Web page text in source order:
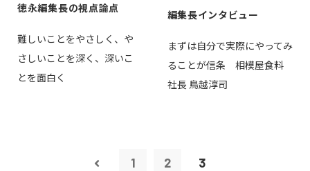
徳永編集長の視点論点
難しいことをやさしく、や
さしいことを深く、深いこ
とを面白く
編集長インタビュー
まずは自分で実際にやってみ
ることが信条 相模屋食料
社長 鳥越淳司
1 2 3